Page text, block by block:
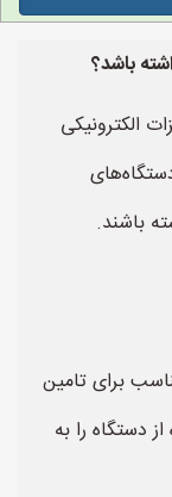
باشد؟
الکترونیکی
باشند.
برای تامین
دستگاه را به